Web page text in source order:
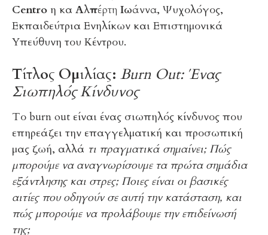
Centro η κα Αλπέρτη Ιωάννα, Ψυχολόγος,
Εκπαιδεύτρια Ενηλίκων και Επιστημονικά
Υπεύθυνη του Κέντρου.
Τίτλος Ομιλίας: Burn Out: Ένας
Σιωπηλός Κίνδυνος
Το burn out είναι ένας σιωπηλός κίνδυνος που
επηρεάζει την επαγγελματική και προσωπική
μας ζωή, αλλά τι πραγματικά σημαίνει; Πώς
μπορούμε να αναγνωρίσουμε τα πρώτα σημάδια
εξάντλησης και στρες; Ποιες είναι οι βασικές
αιτίες που οδηγούν σε αυτή την κατάσταση, και
πώς μπορούμε να προλάβουμε την επιδείνωσή
της;